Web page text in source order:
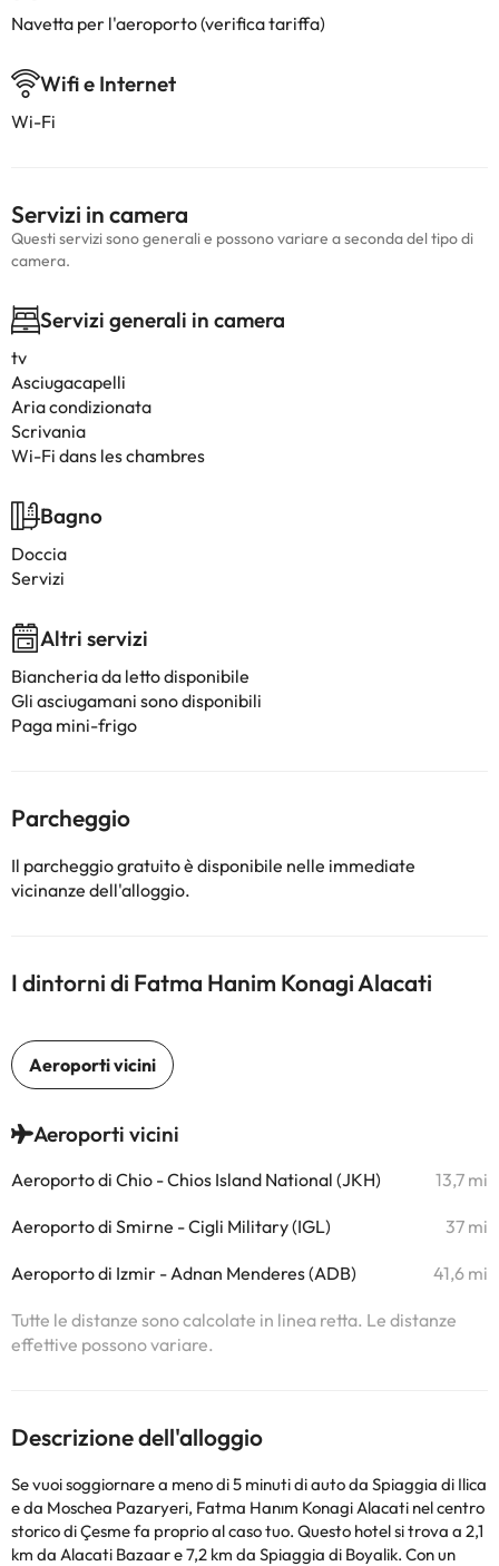
Navetta per l'aeroporto (verifica tariffa)
Wifi e Internet
Wi-Fi
Servizi in camera
Questi servizi sono generali e possono variare a seconda del tipo di
camera.
Servizi generali in camera
tv
Asciugacapelli
Aria condizionata
Scrivania
Wi-Fi dans les chambres
Bagno
Doccia
Servizi
Altri servizi
Biancheria da letto disponibile
Gli asciugamani sono disponibili
Paga mini-frigo
Parcheggio
Il parcheggio gratuito è disponibile nelle immediate
vicinanze dell'alloggio.
I dintorni di Fatma Hanim Konagi Alacati
Aeroporti vicini
Aeroporto di Chio - Chios Island National (JKH) 13,7 mi
Aeroporto di Smirne - Cigli Military (IGL) 37 mi
Aeroporto di Izmir - Adnan Menderes (ADB) 41,6 mi
Tutte le distanze sono calcolate in linea retta. Le distanze
effettive possono variare.
Descrizione dell'alloggio
Se vuoi soggiornare a meno di 5 minuti di auto da Spiaggia di Ilica
e da Moschea Pazaryeri, Fatma Hanım Konagi Alacati nel centro
storico di Çesme fa proprio al caso tuo. Questo hotel si trova a 2,1
km da Alacati Bazaar e 7,2 km da Spiaggia di Boyalik. Con un